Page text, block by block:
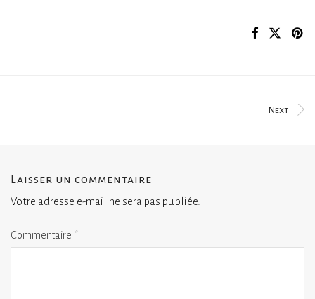
Next
Laisser un commentaire
Votre adresse e-mail ne sera pas publiée.
Commentaire *